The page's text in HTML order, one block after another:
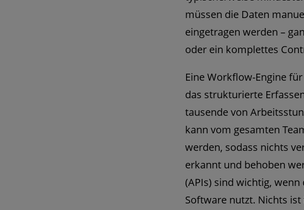
müssen die Daten
eingetragen werden –
oder ein komplettes
Eine Workflow-Engine
das strukturierte
tausende von
kann vom gesamten
werden, sodass nichts
erkannt und behoben
(APIs) sind wichtig,
Software nutzt. Nichts